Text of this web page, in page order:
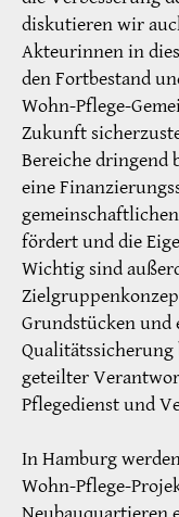
diskutieren wir
Akteurinnen in
den Fortbestand
Wohn-Pflege-
Zukunft
Bereiche dringend
eine
fördert und die
Wichtig sind
Grundstücken und
geteilter
Pflegedienst und
In Hamburg
Wohn-Pflege-